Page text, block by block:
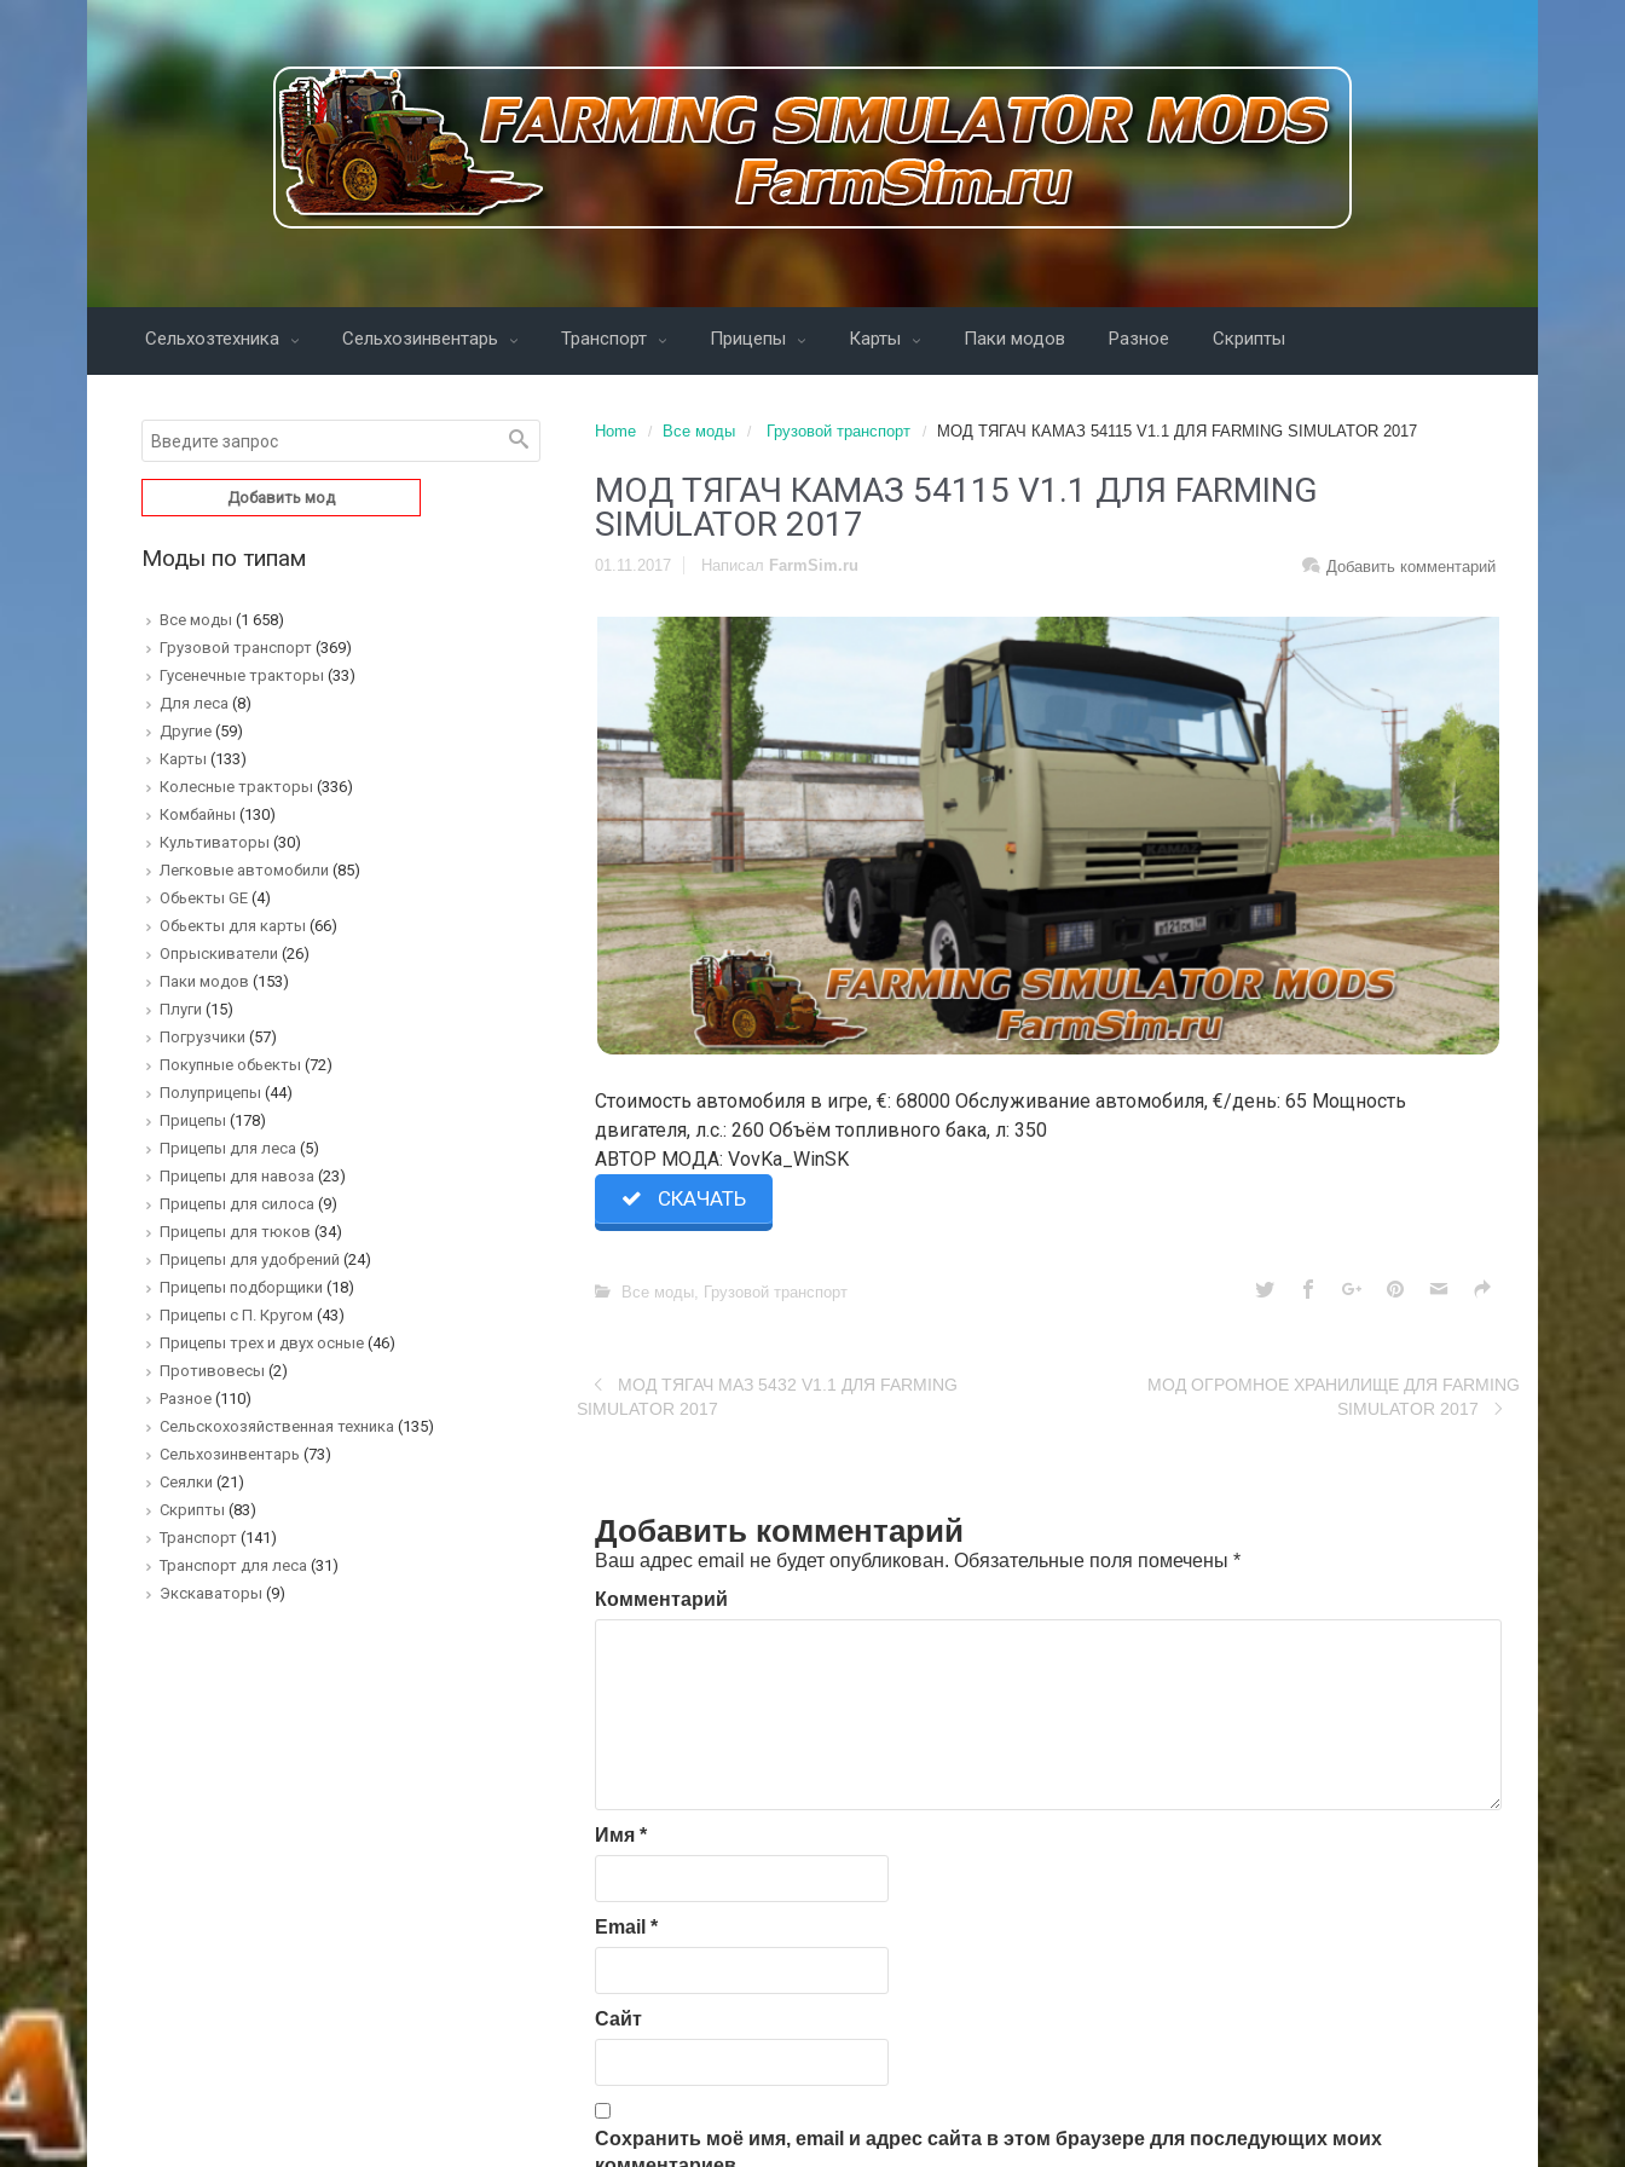
Сельхозтехника Сельхозинвентарь Транспорт Прицепы Карты Паки модов Разное Скрипты
Home Все моды Грузовой транспорт МОД ТЯГАЧ КАМАЗ 54115 V1.1 ДЛЯ FARMING SIMULATOR 2017
МОД ТЯГАЧ КАМАЗ 54115 V1.1 ДЛЯ FARMING
SIMULATOR 2017
01.11.2017 Добавить комментарий
Написал FarmSim.ru
Стоимость автомобиля в игре, €: 68000 Обслуживание автомобиля, €/день: 65 Мощность
двигателя, л.с.: 260 Объём топливного бака, л: 350
АВТОР МОДА: VovKa_WinSK
СКАЧАТЬ
Все моды, Грузовой транспорт
МОД ТЯГАЧ МАЗ 5432 V1.1 ДЛЯ FARMING
SIMULATOR 2017
МОД ОГРОМНОЕ ХРАНИЛИЩЕ ДЛЯ FARMING
SIMULATOR 2017
Добавить комментарий
Ваш адрес email не будет опубликован. Обязательные поля помечены *
Комментарий
Имя *
Email *
Сайт
Сохранить моё имя, email и адрес сайта в этом браузере для последующих моих
Добавить мод
Моды по типам
Все моды (1 658)
Грузовой транспорт (369)
Гусенечные тракторы (33)
Для леса (8)
Другие (59)
Карты (133)
Колесные тракторы (336)
Комбайны (130)
Культиваторы (30)
Легковые автомобили (85)
Обьекты GE (4)
Обьекты для карты (66)
Опрыскиватели (26)
Паки модов (153)
Плуги (15)
Погрузчики (57)
Покупные обьекты (72)
Полуприцепы (44)
Прицепы (178)
Прицепы для леса (5)
Прицепы для навоза (23)
Прицепы для силоса (9)
Прицепы для тюков (34)
Прицепы для удобрений (24)
Прицепы подборщики (18)
Прицепы с П. Кругом (43)
Прицепы трех и двух осные (46)
Противовесы (2)
Разное (110)
Сельскохозяйственная техника (135)
Сельхозинвентарь (73)
Сеялки (21)
Скрипты (83)
Транспорт (141)
Транспорт для леса (31)
Экскаваторы (9)